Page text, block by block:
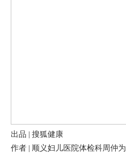
出品 | 搜狐健康
作者 | 顺义妇儿医院体检科周仲为